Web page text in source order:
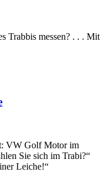
Trabbis messen? . . . Mit
VW Golf Motor im
Sie sich im Trabi?“
Leiche!“